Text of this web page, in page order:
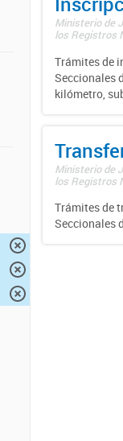
Ministerio de
los Registros
Trámites de
Seccionales
kilómetro,
Ministerio de
los Registros
Trámites de
Seccionales